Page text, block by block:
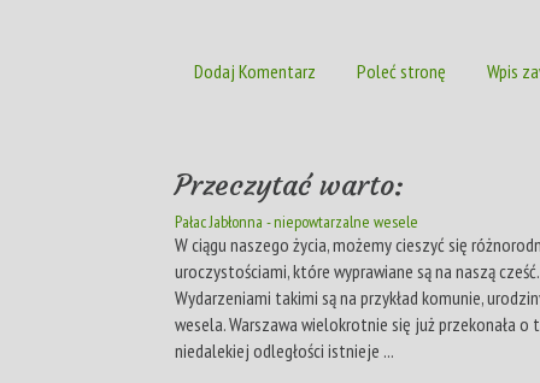
Dodaj Komentarz Poleć stronę Wpis
Przeczytać warto:
Pałac Jabłonna - niepowtarzalne wesele
W ciągu naszego życia, możemy cieszyć się
uroczystościami, które wyprawiane są na naszą cześć.
Wydarzeniami takimi są na przykład komunie,
wesela. Warszawa wielokrotnie się już przekonała o
niedalekiej odległości istnieje ...